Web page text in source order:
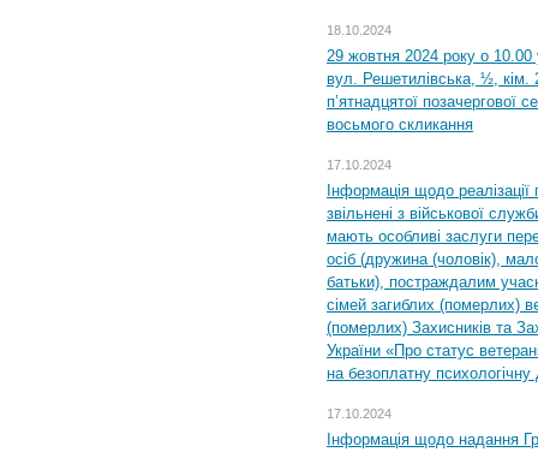
18.10.2024
29 жовтня 2024 року о 10.00
вул. Решетилівська, ½, кім.
п’ятнадцятої позачергової
восьмого скликання
17.10.2024
Інформація щодо
звільнені з військової
мають особливі заслуги
осіб (дружина (чоловік),
батьки), постраждалим
сімей загиблих (померлих)
(померлих) Захисників та
України «Про статус
на безоплатну психологічну
17.10.2024
Інформація щодо надання